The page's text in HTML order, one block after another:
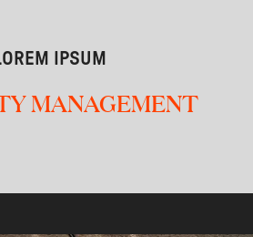
IPSUM
MANAGEMENT